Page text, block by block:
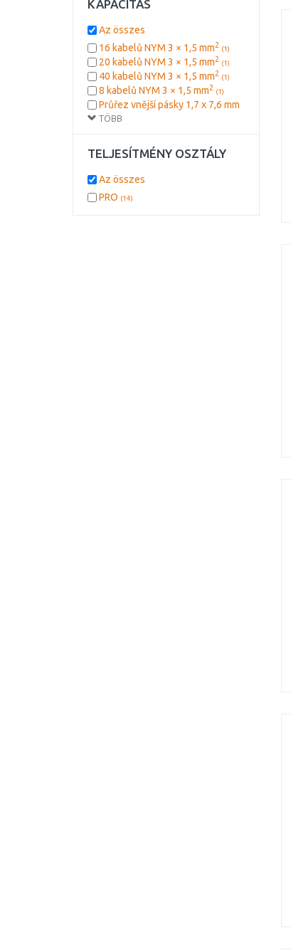
GEOS(1)
HAŇOVICE
PEVEKO(1)
KAPACITÁS
TÖBB
Az összes
16 kabelů NYM 3 × 1,5 mm2 (1)
20 kabelů NYM 3 × 1,5 mm2 (1)
40 kabelů NYM 3 × 1,5 mm2 (1)
8 kabelů NYM 3 × 1,5 mm2 (1)
Průřez vnější pásky 1,7 x 7,6 mm
(1)
Rozsah průměrů 32-63 mm(1)
TELJESÍTMÉNY OSZTÁLY
Az összes
PRO (14)